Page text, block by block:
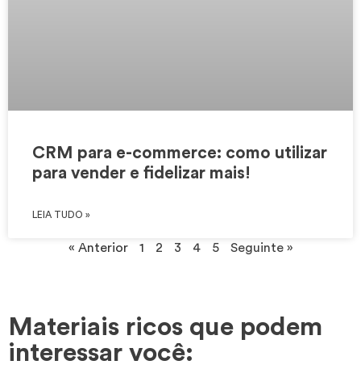
CRM para e-commerce: como utilizar
para vender e fidelizar mais!
LEIA TUDO »
« Anterior 1 2 3 4 5 Seguinte »
Materiais ricos que podem
interessar você: